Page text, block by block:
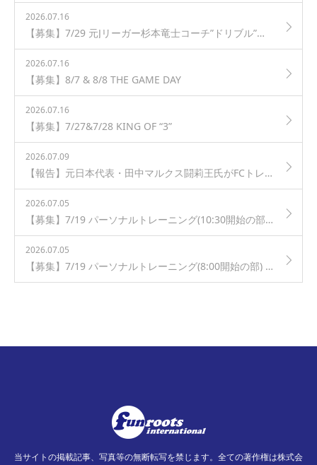
2026.07.16
【募集】7/29 元Jリーガー杉本竜士コーチ”ドリブル”クリニック in 芦花公園
2026.07.16
【募集】8/7 & 8/8 THE GAME DAY
2026.07.16
【募集】7/27&7/28 KING OF “3”
2026.07.09
【報告】元日本代表・田中マルクス闘莉王氏がFCトレーロスジュニアユースを訪問！
2026.07.05
【募集】7/19 パーソナルトレーニング(10:30開始の部) in 芦花公園
2026.07.05
【募集】7/19 パーソナルトレーニング(8:00開始の部) in 芦花公園
当サイトの掲載記事、写真等の無断転写を禁じます。全ての著作権は株式会